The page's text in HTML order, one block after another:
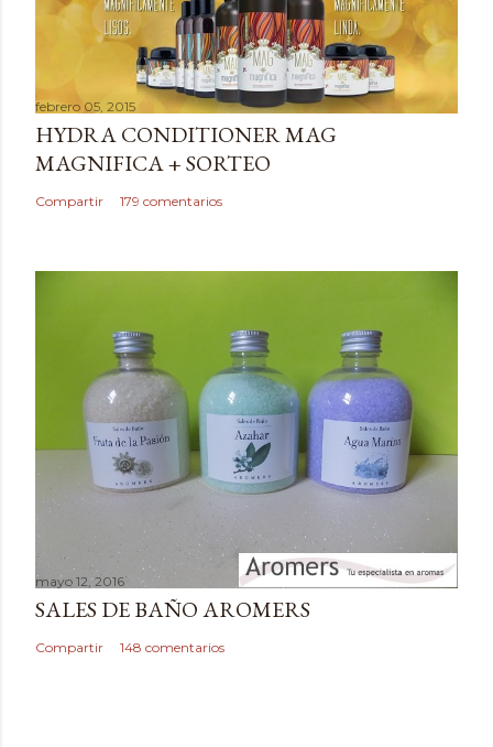
a
r
u
n
c
o
febrero 05, 2015
HYDRA CONDITIONER MAG
MAGNIFICA + SORTEO
Compartir 179 comentarios
mayo 12, 2016
SALES DE BAÑO AROMERS
Compartir 148 comentarios